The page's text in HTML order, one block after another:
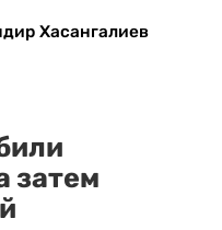
Хасангалиев
затем